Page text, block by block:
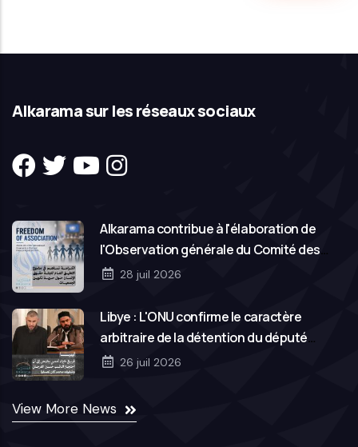
Alkarama sur les réseaux sociaux
Alkarama contribue à l'élaboration de
l'Observation générale du Comité des
droits de l'homme des Nations Unies sur la
28 juil 2026
Libye : L'ONU confirme le caractère
arbitraire de la détention du député
Hassan Salem et de son frère Mohamed
26 juil 2026
View More News